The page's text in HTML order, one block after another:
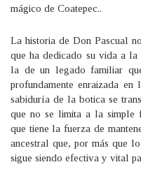
mágico de Coatepec..
La historia de Don Pascual
que ha dedicado su vida a la
la de un legado familiar
profundamente enraizada
sabiduría de la botica se
que no se limita a la simple
que tiene la fuerza de
ancestral que, por más que
sigue siendo efectiva y vital